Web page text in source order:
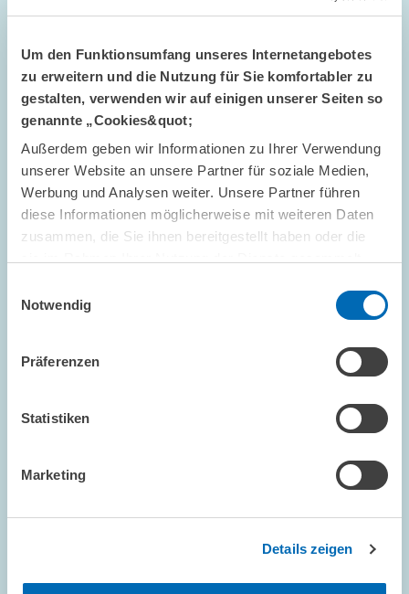
Um den Funktionsumfang unseres Internetangebotes
zu erweitern und die Nutzung für Sie komfortabler zu
gestalten, verwenden wir auf einigen unserer Seiten so
genannte „Cookies&quot;
Außerdem geben wir Informationen zu Ihrer Verwendung
unserer Website an unsere Partner für soziale Medien,
Werbung und Analysen weiter. Unsere Partner führen
diese Informationen möglicherweise mit weiteren Daten
zusammen, die Sie ihnen bereitgestellt haben oder die
Notwendig
Präferenzen
Statistiken
Marketing
Details zeigen
#ZEWPODCAST // 02.04.2026
Ist Deutschland so innovativ wie nie zuvor?
// ZEW-Podcast „Wirklich Wirtschaft
Background“ mit Dr. Christian Rammer
ZEWPODCAST
INNOVATIONSERHEBUNG
in